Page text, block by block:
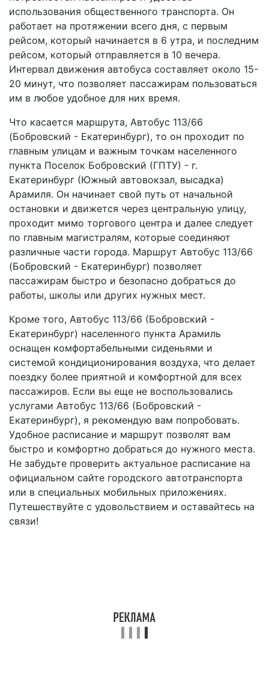
использования общественного транспорта. Он
работает на протяжении всего дня, с первым
рейсом, который начинается в 6 утра, и последним
рейсом, который отправляется в 10 вечера.
Интервал движения автобуса составляет около 15-
20 минут, что позволяет пассажирам пользоваться
им в любое удобное для них время.
Что касается маршрута, Автобус 113/66
(Бобровский - Екатеринбург), то он проходит по
главным улицам и важным точкам населенного
пункта Поселок Бобровский (ГПТУ) - г.
Екатеринбург (Южный автовокзал, высадка)
Арамиля. Он начинает свой путь от начальной
остановки и движется через центральную улицу,
проходит мимо торгового центра и далее следует
по главным магистралям, которые соединяют
различные части города. Маршрут Автобус 113/66
(Бобровский - Екатеринбург) позволяет
пассажирам быстро и безопасно добраться до
работы, школы или других нужных мест.
Кроме того, Автобус 113/66 (Бобровский -
Екатеринбург) населенного пункта Арамиль
оснащен комфортабельными сиденьями и
системой кондиционирования воздуха, что делает
поездку более приятной и комфортной для всех
пассажиров. Если вы еще не воспользовались
услугами Автобус 113/66 (Бобровский -
Екатеринбург), я рекомендую вам попробовать.
Удобное расписание и маршрут позволят вам
быстро и комфортно добраться до нужного места.
Не забудьте проверить актуальное расписание на
официальном сайте городского автотранспорта
или в специальных мобильных приложениях.
Путешествуйте с удовольствием и оставайтесь на
связи!